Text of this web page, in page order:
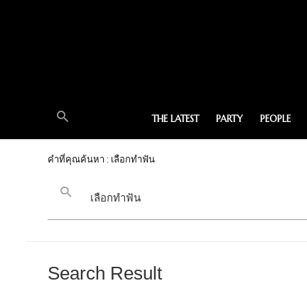
THE LATEST PARTY PEOPLE
คำที่คุณค้นหา : เลือกทำฟัน
Search Result